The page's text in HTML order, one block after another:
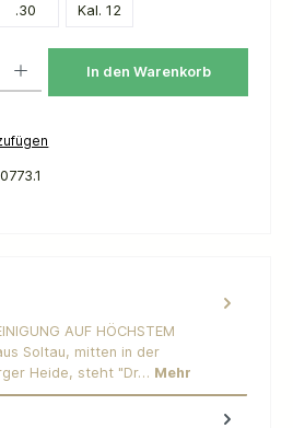
.30 Kal. 12
In den Warenkorb
AUF HÖCHSTEM
Soltau, mitten in der
Heide, steht "Dr… Mehr